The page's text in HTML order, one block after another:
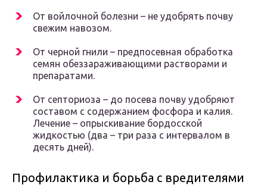
От войлочной болезни – не удобрять почву
свежим навозом.
От черной гнили – предпосевная обработка
семян обеззараживающими растворами и
препаратами.
От септориоза – до посева почву удобряют
составом с содержанием фосфора и калия.
Лечение – опрыскивание бордосской
жидкостью (два – три раза с интервалом в
десять дней).
Профилактика и борьба с вредителями